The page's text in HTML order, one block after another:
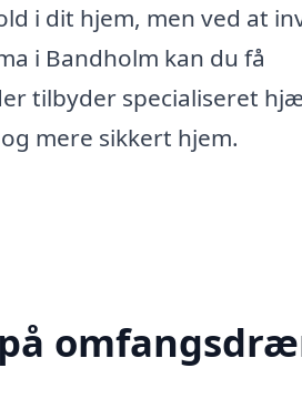
i dit hjem, men ved at
i Bandholm kan du få
tilbyder specialiseret
mere sikkert hjem.